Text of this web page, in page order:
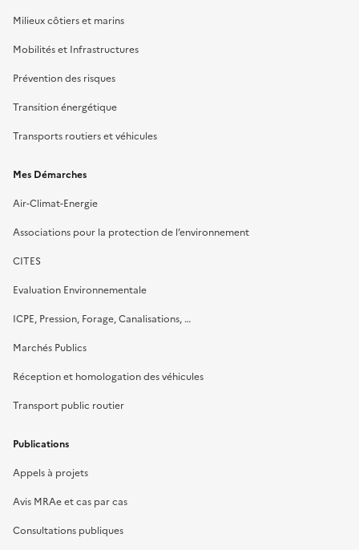
Milieux côtiers et marins
Mobilités et Infrastructures
Prévention des risques
Transition énergétique
Transports routiers et véhicules
Mes Démarches
Air-Climat-Energie
Associations pour la protection de l’environnement
CITES
Evaluation Environnementale
ICPE, Pression, Forage, Canalisations, …
Marchés Publics
Réception et homologation des véhicules
Transport public routier
Publications
Appels à projets
Avis MRAe et cas par cas
Consultations publiques